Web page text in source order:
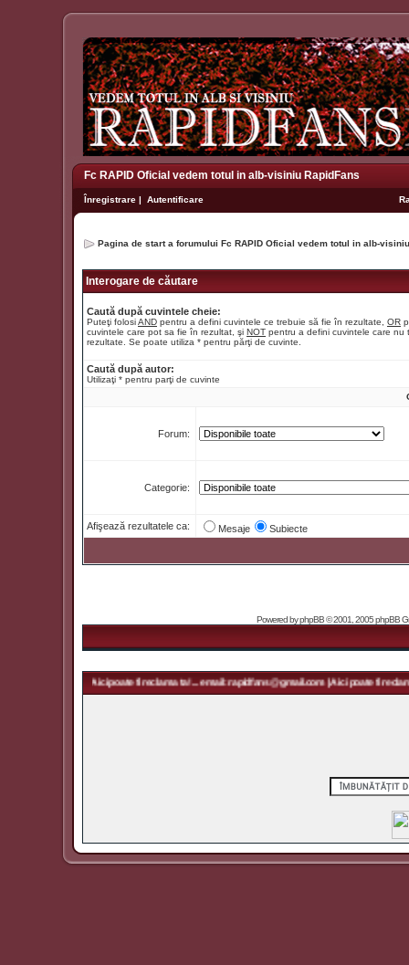
Fc RAPID Oficial vedem totul in alb-visiniu RapidFans
Înregistrare | Autentificare
Pagina de start a forumului Fc RAPID Oficial vedem totul in alb-
Interogare de căutare
Caută după cuvintele cheie:
Puteţi folosiAND pentru a defini cuvintele ce trebuie să fie în rezultate, OR
cuvintele care pot sa fie în rezultat, şi NOT pentru a defini cuvintele care nu
rezultate. Se poate utiliza * pentru părţi de cuvinte.
Caută după autor:
Utilizaţi * pentru parţi de cuvinte
Forum:
Categorie:
Afişează rezultatele ca: Mesaje Subiecte
Powered byphpBB© 2001, 2005 phpBB
| Aici poate fi reclama ta! ... email: rapidfans@gmail.com | Aici poate fi reclama